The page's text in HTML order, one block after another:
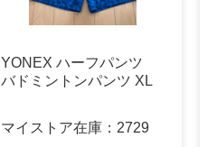
YONEX ハーフパンツ
バドミントンパンツ XL
マイストア在庫： 2729